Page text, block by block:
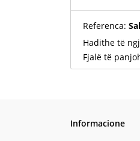
Referenca:
Hadithe të
Fjalë të
Informacione